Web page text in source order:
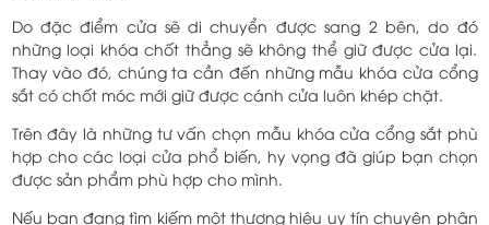
Do đặc điểm cửa sẽ di chuyển được sang 2 bên, do đó
những loại khóa chốt thẳng sẽ không thể giữ được cửa lại.
Thay vào đó, chúng ta cần đến những mẫu khóa cửa cổng
sắt có chốt móc mới giữ được cánh cửa luôn khép chặt.
Trên đây là những tư vấn chọn mẫu khóa cửa cổng sắt phù
hợp cho các loại cửa phổ biến, hy vọng đã giúp bạn chọn
được sản phẩm phù hợp cho mình.
Nếu bạn đang tìm kiếm một thương hiệu uy tín chuyên phân